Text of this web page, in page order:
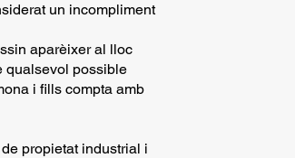
un incompliment
aparèixer al lloc
qualsevol possible
i fills compta amb
propietat industrial i